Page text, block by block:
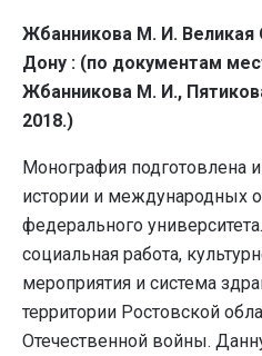
Жбанникова М. И. Великая
Дону : (по документам
Жбанникова М. И.,
2018.)
Монография подготовлена
истории и международных
федерального
социальная работа,
мероприятия и система
территории Ростовской
Отечественной войны.